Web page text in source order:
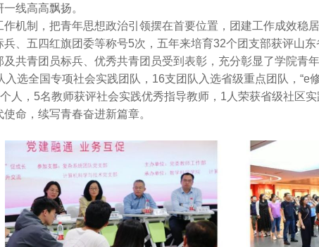
线高高飘扬。
机制，把青年思想政治引领摆在首要位置，团建工作成效稳
、五四红旗团委等称号5次，五年来培育32个团支部获评山
共青团员标兵、优秀共青团员受到表彰，充分彰显了学院青
选全国专项社会实践团队，16支团队入选省级重点团队，“e
人，5名教师获评社会实践优秀指导教师，1人荣获省级社区
命，续写青春奋进新篇章。